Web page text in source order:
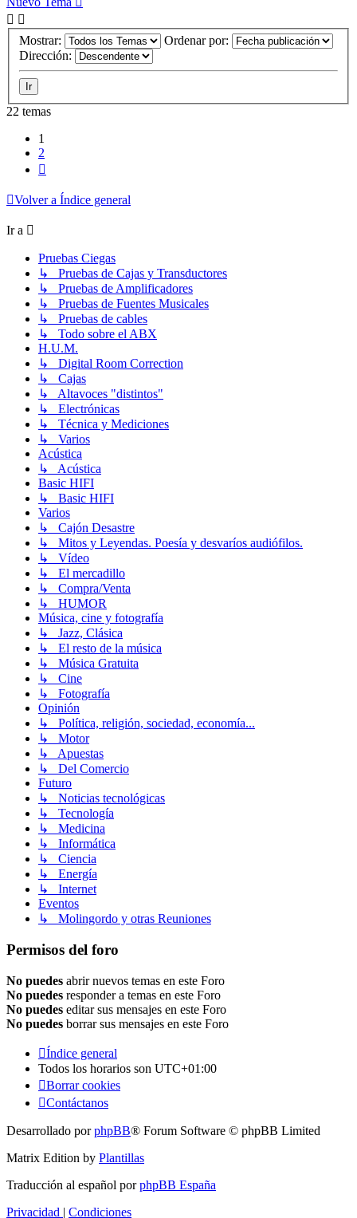
Mostrar:
Ordenar por:
Dirección:
22 temas
1
2
Volver a Índice general
Ir a
Pruebas Ciegas
↳ Pruebas de Cajas y Transductores
↳ Pruebas de Amplificadores
↳ Pruebas de Fuentes Musicales
↳ Pruebas de cables
↳ Todo sobre el ABX
H.U.M.
↳ Digital Room Correction
↳ Cajas
↳ Altavoces "distintos"
↳ Electrónicas
↳ Técnica y Mediciones
↳ Varios
Acústica
↳ Acústica
Basic HIFI
↳ Basic HIFI
Varios
↳ Cajón Desastre
↳ Mitos y Leyendas. Poesía y desvaríos audiófilos.
↳ Vídeo
↳ El mercadillo
↳ Compra/Venta
↳ HUMOR
Música, cine y fotografía
↳ Jazz, Clásica
↳ El resto de la música
↳ Música Gratuita
↳ Cine
↳ Fotografía
Opinión
↳ Política, religión, sociedad, economía...
↳ Motor
↳ Apuestas
↳ Del Comercio
Futuro
↳ Noticias tecnológicas
↳ Tecnología
↳ Medicina
↳ Informática
↳ Ciencia
↳ Energía
↳ Internet
Eventos
↳ Molingordo y otras Reuniones
Permisos del foro
No puedes abrir nuevos temas en este Foro
No puedes responder a temas en este Foro
No puedes editar sus mensajes en este Foro
No puedes borrar sus mensajes en este Foro
Índice general
Todos los horarios son UTC+01:00
Borrar cookies
Contáctanos
Desarrollado porphpBB® Forum Software © phpBB Limited
Matrix Edition by Plantillas
Traducción al español porphpBB España
Privacidad | Condiciones